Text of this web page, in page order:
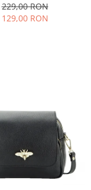
229,00 RON
129,00 RON